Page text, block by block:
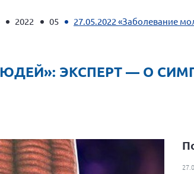
2022 05
27.05.2022 «Заболевание
ЭКСПЕРТ — О